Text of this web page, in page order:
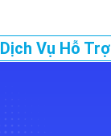
Dịch Vụ Hỗ Trợ